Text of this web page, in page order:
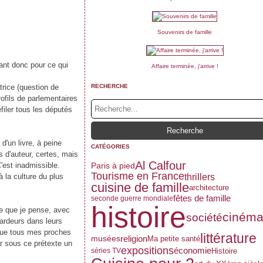
donc pour ce qui
(question de
de parlementaires
tous les députés
livre, à peine
d'auteur, certes, mais
inadmissible.
la culture du plus
que je pense, avec
dans leurs
tous mes proches
sous ce prétexte un
Souvenirs de famille
Affaire terminée, j'arrive !
RECHERCHE
CATÉGORIES
Paris à piedAl Calfour
Tourisme en Francethrillers
cuisine de famillearchitecture
seconde guerre mondialefêtes de famille
histoiresociétécinéma
muséesreligionMa petite santélittérature
séries TVexpositionséconomieHistoire